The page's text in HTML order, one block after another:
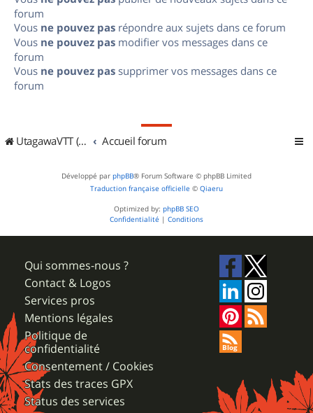
forum
Vous ne pouvez pas répondre aux sujets dans ce forum
Vous ne pouvez pas modifier vos messages dans ce
forum
Vous ne pouvez pas supprimer vos messages dans ce
forum
UtagawaVTT (Randos VTT et VTTAE avec traces GPS) Accueil forum
Développé par phpBB® Forum Software © phpBB Limited
Traduction française officielle © Qiaeru
Optimized by: phpBB SEO
Confidentialité | Conditions
Qui sommes-nous ?
Contact & Logos
Services pros
Mentions légales
Politique de
confidentialité
Consentement / Cookies
Stats des traces GPX
Status des services